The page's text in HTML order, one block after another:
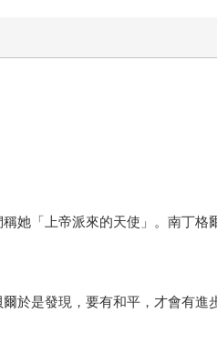
她「上帝派來的天使」。南丁格
於是發現，要有和平，才會有進